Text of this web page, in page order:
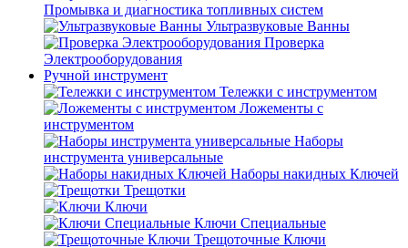
Промывка и диагностика топливных систем
Ультразвуковые Ванны
Проверка
Электрооборудования
Ручной инструмент
Тележки с инструментом
Ложементы с
инструментом
Наборы
инструмента универсальные
Наборы накидных Ключей
Трещотки
Ключи
Ключи Специальные
Трещоточные Ключи